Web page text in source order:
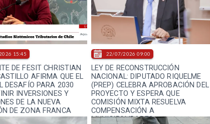
DE FESIT CHRISTIAN
AFIRMA QUE EL
DESAFÍO PARA 2030
INVERSIONES Y
DE LA NUEVA
DE ZONA FRANCA
15:45
LEY DE RECONSTRUCCIÓN
NACIONAL: DIPUTADO RIQUELME
(PREP) CELEBRA APROBACIÓN DEL
PROYECTO Y ESPERA QUE
COMISIÓN MIXTA RESUELVA
COMPENSACIÓN A
MUNICIPALIDADES
22/07/2026 09:00